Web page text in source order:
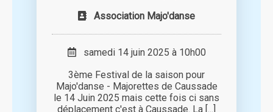
Association Majo'danse
samedi 14 juin 2025 à 10h00
3ème Festival de la saison pour
Majo'danse - Majorettes de Caussade
le 14 Juin 2025 mais cette fois ci sans
déplacement c'est à Caussade. La [...]